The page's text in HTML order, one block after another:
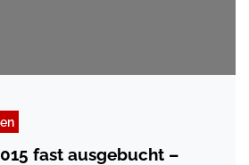
fast ausgebucht –